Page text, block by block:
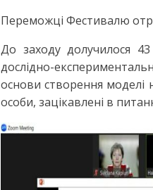
Переможці Фестивалю
До заходу долучилося
дослідно-
основи створення моделі
особи, зацікавлені в